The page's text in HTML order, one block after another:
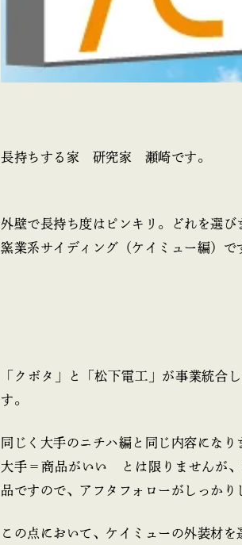
長持ちする家 研究家 瀬崎です。
外壁で長持ち度はピンキリ。どれを選び
窯業系サイディング（ケイミュー編）で
「クボタ」と「松下電工」が事業統合
す。
同じく大手のニチハ編と同じ内容になり
大手＝商品がいい とは限りませんが
品ですので、アフタフォローがしっかり
この点において、ケイミューの外装材を